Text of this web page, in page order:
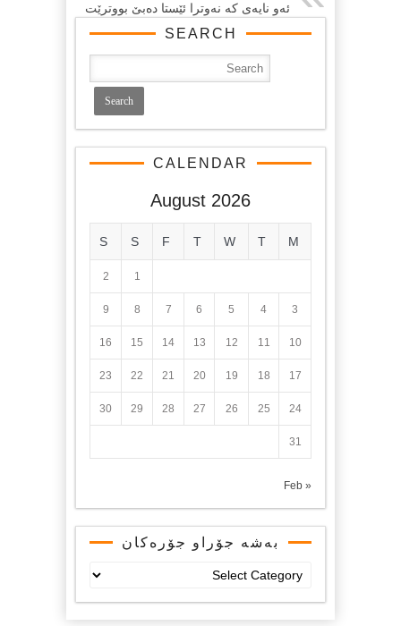
ئه‌و نایەی كە نەوترا ئێستا دەبێ بووترێت
SEARCH
CALENDAR
August 2026
M
T
W
T
F
S
S
1
2
3
4
5
6
7
8
9
10
11
12
13
14
15
16
17
18
19
20
21
22
23
24
25
26
27
28
29
30
31
« Feb
بەشە جۆراو جۆرەکان
جۆرەکان